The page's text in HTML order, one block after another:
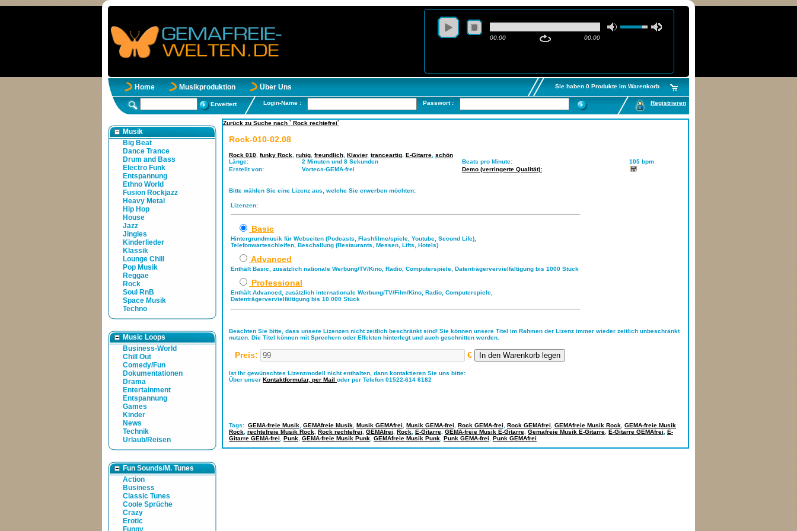
00:00 00:00
Home Musikproduktion Über Uns Sie haben 0 Produkte im Warenkorb
Erweitert Login-Name : Passwort : Registrieren
Musik
Big Beat
Dance Trance
Drum and Bass
Electro Funk
Entspannung
Ethno World
Fusion Rockjazz
Heavy Metal
Hip Hop
House
Jazz
Jingles
Kinderlieder
Klassik
Lounge Chill
Pop Musik
Reggae
Rock
Soul RnB
Space Musik
Techno
Music Loops
Business-World
Chill Out
Comedy/Fun
Dokumentationen
Drama
Entertainment
Entspannung
Games
Kinder
News
Technik
Urlaub/Reisen
Fun Sounds/M. Tunes
Action
Business
Classic Tunes
Coole Sprüche
Crazy
Erotic
Funny
Zurück zu Suche nach ` Rock rechtefrei`
Rock-010-02.08
Rock 010 funky Rock ruhig freundlich Klavier, tranceartig E-Gitarre schön
Länge:
2 Minuten und 8 Sekunden Beats pro Minute:
105 bpm
Erstellt von:
Vortecs-GEMA-frei Demo (verringerte Qualität):
Bitte wählen Sie eine Lizenz aus, welche Sie erwerben möchten:
Lizenzen:
Basic
Hintergrundmusik für Webseiten (Podcasts, Flashfilme/spiele, Youtube, Second Life),
Telefonwarteschleifen, Beschallung (Restaurants, Messen, Lifts, Hotels)
Advanced
Enthält Basic, zusätzlich nationale Werbung/TV/Kino, Radio, Computerspiele, Datenträgervervielfältigung bis 1000 Stück
Professional
Enthält Advanced, zusätzlich internationale Werbung/TV/Film/Kino, Radio, Computerspiele,
Datenträgervervielfältigung bis 10.000 Stück
Beachten Sie bitte, dass unsere Lizenzen nicht zeitlich beschränkt sind! Sie können unsere Titel im Rahmen der Lizenz immer wieder zeitlich unbeschränkt
nutzen. Die Titel können mit Sprechern oder Effekten hinterlegt und auch geschnitten werden.
Preis: €
Ist Ihr gewünschtes Lizenzmodell nicht enthalten, dann kontaktieren Sie uns bitte:
Über unser Kontaktformular, per Mail oder per Telefon 01522-614 6182
Tags: GEMA-freie Musik GEMAfreie Musik Musik GEMAfrei Musik GEMA-frei Rock GEMA-frei Rock GEMAfrei GEMAfreie Musik Rock GEMA-freie Musik
Rock rechtefreie Musik Rock Rock rechtefrei GEMAfrei Rock E-Gitarre GEMA-freie Musik E-Gitarre Gemafreie Musik E-Gitarre E-Gitarre GEMAfrei
E-
Gitarre GEMA-frei
Punk GEMA-freie Musik Punk GEMAfreie Musik Punk Punk GEMA-frei Punk GEMAfrei